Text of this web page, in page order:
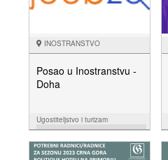
INOSTRANSTVO
Posao u Inostranstvu -
Doha
Ugostiteljstvo i turizam
NUDIM